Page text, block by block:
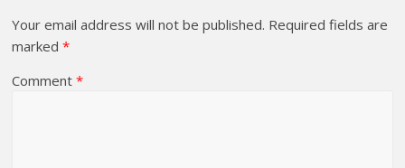
Your email address will not be published. Required fields are
marked*
Comment*